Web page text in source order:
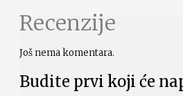
Recenzije
Još nema komentara.
Budite prvi koji će